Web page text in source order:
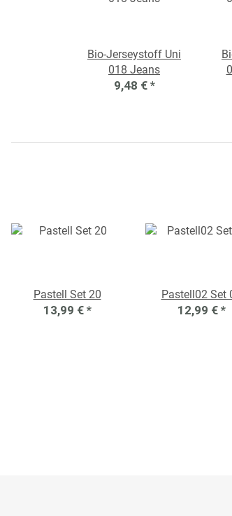
Bio-Jerseystoff Uni
018 Jeans
9,48 € *
Pastell Set 20
13,99 € *
Pastell02 Set
12,99 € *